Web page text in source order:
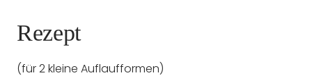
Rezept
(für 2 kleine Auflaufformen)